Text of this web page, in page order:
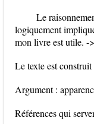
Le
logiquement
mon livre est utile. -
Le texte est
Argument :
Références qui